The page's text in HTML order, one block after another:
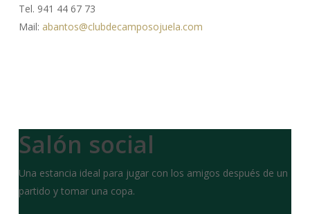
Tel. 941 44 67 73
Mail: abantos@clubdecamposojuela.com
Salón social
Una estancia ideal para jugar con los amigos después de un
partido y tomar una copa.